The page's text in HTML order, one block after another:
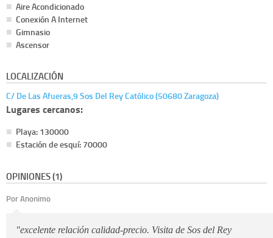
Aire Acondicionado
Conexión A Internet
Gimnasio
Ascensor
LOCALIZACIÓN
C/ De Las Afueras,9 Sos Del Rey Católico (50680 Zaragoza)
Lugares cercanos:
Playa: 130000
Estación de esquí: 70000
OPINIONES (1)
Por Anonimo
"excelente relación calidad-precio. Visita de Sos del Rey